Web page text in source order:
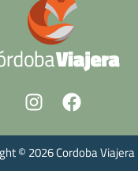
© 2026 Cordoba Viajera